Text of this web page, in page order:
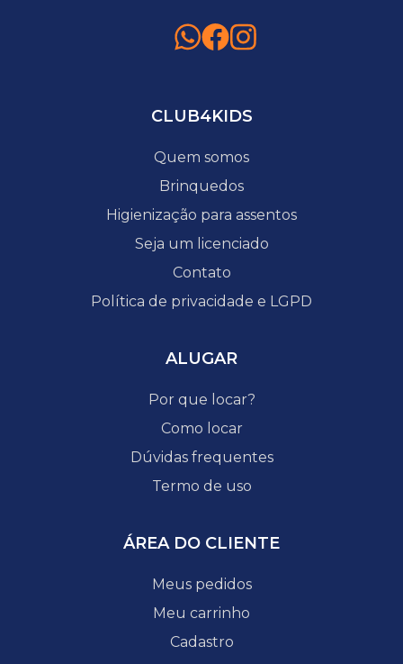
CLUB4KIDS
Quem somos
Brinquedos
Higienização para assentos
Seja um licenciado
Contato
Política de privacidade e LGPD
ALUGAR
Por que locar?
Como locar
Dúvidas frequentes
Termo de uso
ÁREA DO CLIENTE
Meus pedidos
Meu carrinho
Cadastro